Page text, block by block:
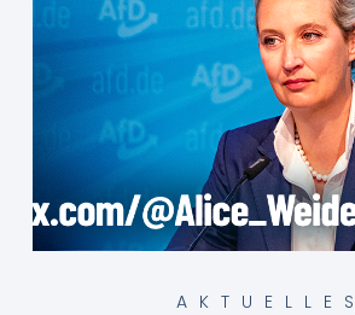
AKTUELLES